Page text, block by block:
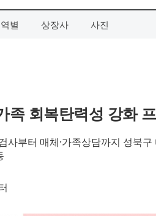
별 상장사 사진
회복탄력성 강화 프
부터 매체·가족상담까지 성북